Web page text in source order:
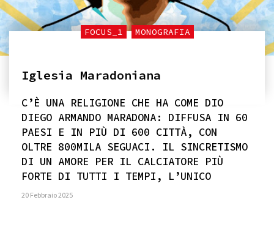
FOCUS_1 MONOGRAFIA
Iglesia Maradoniana
C’È UNA RELIGIONE CHE HA COME DIO
DIEGO ARMANDO MARADONA: DIFFUSA IN 60
PAESI E IN PIÙ DI 600 CITTÀ, CON
OLTRE 800MILA SEGUACI. IL SINCRETISMO
DI UN AMORE PER IL CALCIATORE PIÙ
FORTE DI TUTTI I TEMPI, L’UNICO
20 Febbraio 2025